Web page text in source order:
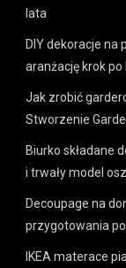
lata
DIY dekoracje na
aranżację krok po
Jak zrobić
Stworzenie
Biurko składane
i trwały model
Decoupage na
przygotowania
IKEA materace